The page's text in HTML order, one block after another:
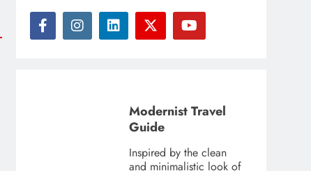
Modernist Travel
Guide
Inspired by the clean
and minimalistic look of